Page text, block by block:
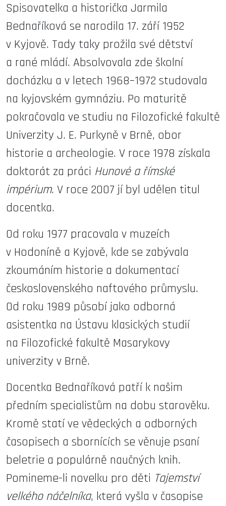
Spisovatelka a historička Jarmila
Bednaříková se narodila 17. září 1952
v Kyjově. Tady taky prožila své dětství
a rané mládí. Absolvovala zde školní
docházku a v letech 1968–1972 studovala
na kyjovském gymnáziu. Po maturitě
pokračovala ve studiu na Filozofické fakultě
Univerzity J. E. Purkyně v Brně, obor
historie a archeologie. V roce 1978 získala
doktorát za práci Hunové a římské
impérium. V roce 2007 jí byl udělen titul
docentka.
Od roku 1977 pracovala v muzeích
v Hodoníně a Kyjově, kde se zabývala
zkoumáním historie a dokumentací
československého naftového průmyslu.
Od roku 1989 působí jako odborná
asistentka na Ústavu klasických studií
na Filozofické fakultě Masarykovy
univerzity v Brně.
Docentka Bednaříková patří k našim
předním specialistům na dobu starověku.
Kromě statí ve vědeckých a odborných
časopisech a sbornících se věnuje psaní
beletrie a populárně naučných knih.
Pomineme-li novelku pro děti Tajemství
velkého náčelníka, která vyšla v časopise